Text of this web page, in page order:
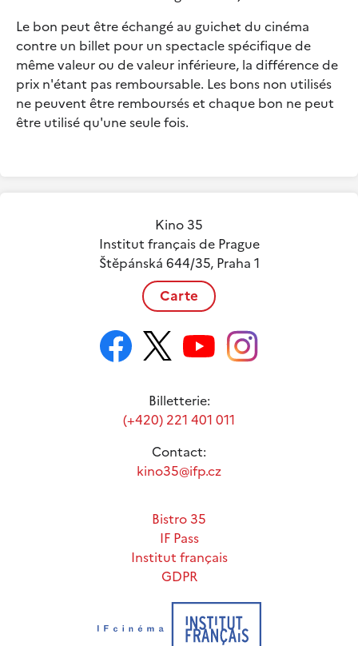
Le bon peut être échangé au guichet du cinéma
contre un billet pour un spectacle spécifique de
même valeur ou de valeur inférieure, la différence de
prix n'étant pas remboursable. Les bons non utilisés
ne peuvent être remboursés et chaque bon ne peut
être utilisé qu'une seule fois.
Kino 35
Institut français de Prague
Štěpánská 644/35, Praha 1
Carte
Billetterie:
(+420) 221 401 011
Contact:
kino35@ifp.cz
Bistro 35
IF Pass
Institut français
GDPR